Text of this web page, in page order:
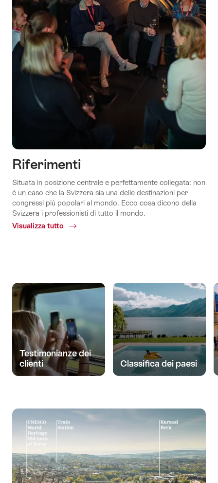
Riferimenti
Situata in posizione centrale e perfettamente collegata: non
è un caso che la Svizzera sia una delle destinazioni per
congressi più popolari al mondo. Ecco cosa dicono della
Svizzera i professionisti di tutto il mondo.
Visualizza tutto
Common.Of
Testimonianze dei
clienti
Classifica dei paesi